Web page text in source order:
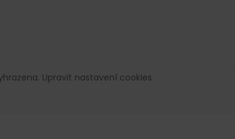
Upravit nastavení cookies